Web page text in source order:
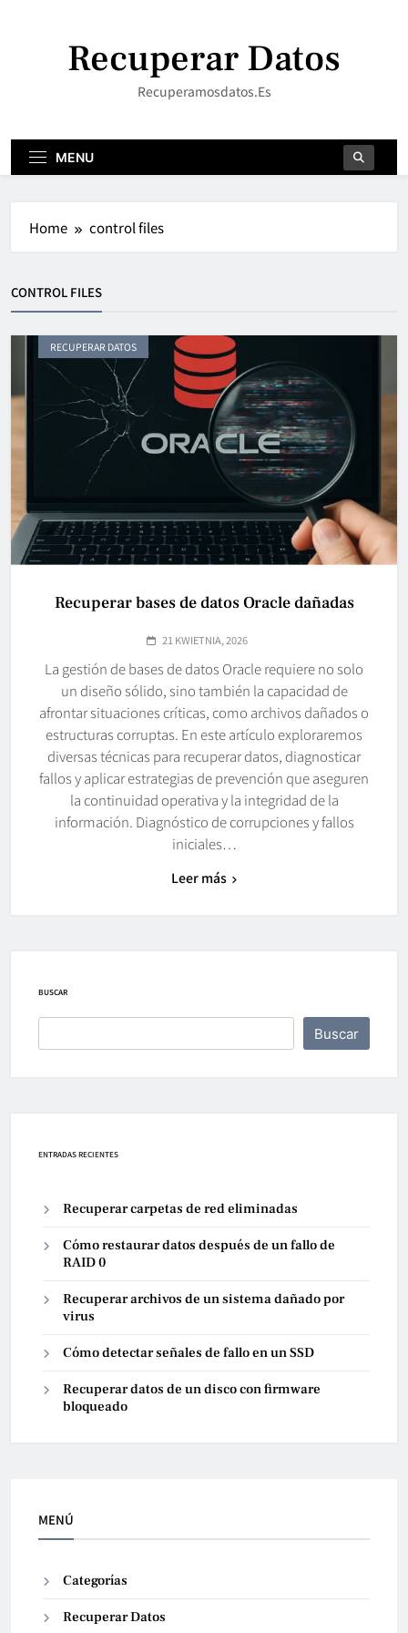
Recuperar Datos
Recuperamosdatos.es
MENU
Home control files
CONTROL FILES
RECUPERAR DATOS
Recuperar bases de datos Oracle dañadas
21 KWIETNIA, 2026
La gestión de bases de datos Oracle requiere no solo
un diseño sólido, sino también la capacidad de
afrontar situaciones críticas, como archivos dañados o
estructuras corruptas. En este artículo exploraremos
diversas técnicas para recuperar datos, diagnosticar
fallos y aplicar estrategias de prevención que aseguren
la continuidad operativa y la integridad de la
información. Diagnóstico de corrupciones y fallos
iniciales…
Leer más
BUSCAR
Buscar
ENTRADAS RECIENTES
Recuperar carpetas de red eliminadas
Cómo restaurar datos después de un fallo de
RAID 0
Recuperar archivos de un sistema dañado por
virus
Cómo detectar señales de fallo en un SSD
Recuperar datos de un disco con firmware
bloqueado
MENÚ
Categorías
Recuperar Datos